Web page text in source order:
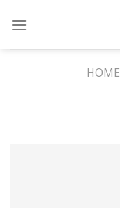
HOME